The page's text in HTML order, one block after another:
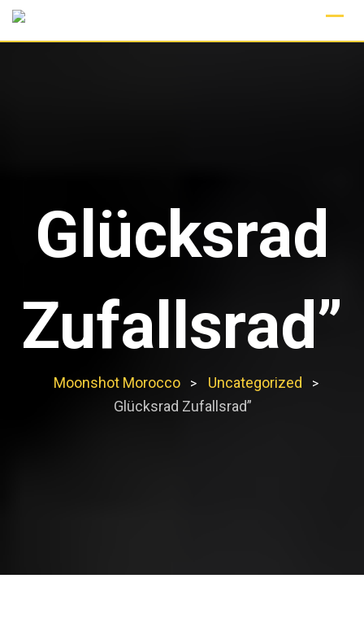
Skip
Glücksrad
Zufallsrad”
Moonshot Morocco > Uncategorized >
Glücksrad Zufallsrad”